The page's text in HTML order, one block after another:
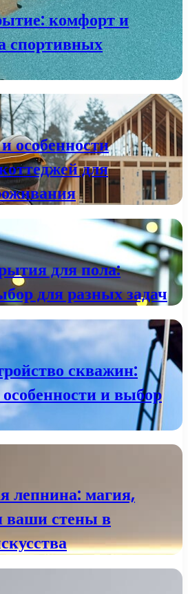
комфорт и
спортивных
особенности
для
для пола:
для разных задач
скважин:
и выбор
лепнина: магия,
стены в